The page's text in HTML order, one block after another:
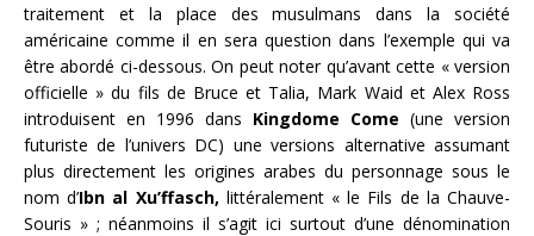
traitement et la place des musulmans dans la société
américaine comme il en sera question dans l’exemple qui va
être abordé ci-dessous. On peut noter qu’avant cette « version
officielle » du fils de Bruce et Talia, Mark Waid et Alex Ross
introduisent en 1996 dans Kingdome Come (une version
futuriste de l’univers DC) une versions alternative assumant
plus directement les origines arabes du personnage sous le
nom d’Ibn al Xu’ffasch, littéralement «le Fils de la Chauve-
Souris » ; néanmoins il s’agit ici surtout d’une dénomination